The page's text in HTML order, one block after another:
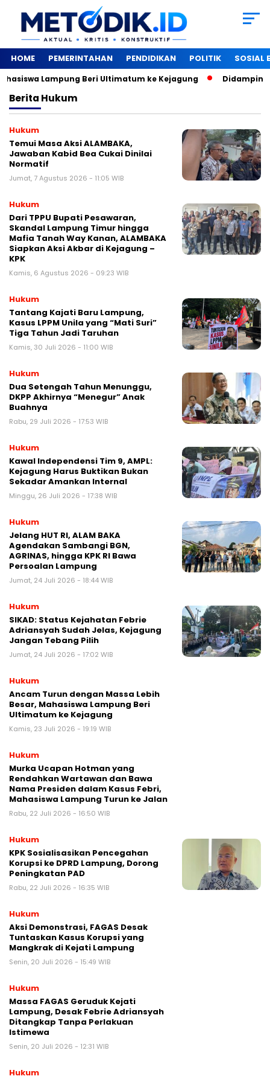
HOME PEMERINTAHAN PENDIDIKAN POLITIK SOSIAL
Lampung Beri Ultimatum ke Kejagung ‎Didampingi
Berita Hukum
Hukum
Temui Masa Aksi ALAMBAKA,
Jawaban Kabid Bea Cukai Dinilai
Normatif
Jumat, 7 Agustus 2026 - 11:05 WIB
Hukum
Dari TPPU Bupati Pesawaran,
Skandal Lampung Timur hingga
Mafia Tanah Way Kanan, ALAMBAKA
Siapkan Aksi Akbar di Kejagung –
KPK
Kamis, 6 Agustus 2026 - 09:23 WIB
Hukum
Tantang Kajati Baru Lampung,
Kasus LPPM Unila yang “Mati Suri”
Tiga Tahun Jadi Taruhan
Kamis, 30 Juli 2026 - 11:00 WIB
Hukum
Dua Setengah Tahun Menunggu,
DKPP Akhirnya “Menegur” Anak
Buahnya
Rabu, 29 Juli 2026 - 17:53 WIB
Hukum
Kawal Independensi Tim 9, AMPL:
Kejagung Harus Buktikan Bukan
Sekadar Amankan Internal
Minggu, 26 Juli 2026 - 17:38 WIB
Hukum
Jelang HUT RI, ALAM BAKA
Agendakan Sambangi BGN,
AGRINAS, hingga KPK RI Bawa
Persoalan Lampung
Jumat, 24 Juli 2026 - 18:44 WIB
Hukum
SIKAD: Status Kejahatan Febrie
Adriansyah Sudah Jelas, Kejagung
Jangan Tebang Pilih
Jumat, 24 Juli 2026 - 17:02 WIB
Hukum
Ancam Turun dengan Massa Lebih
Besar, Mahasiswa Lampung Beri
Ultimatum ke Kejagung
Kamis, 23 Juli 2026 - 19:19 WIB
Hukum
Murka Ucapan Hotman yang
Rendahkan Wartawan dan Bawa
Nama Presiden dalam Kasus Febri,
Mahasiswa Lampung Turun ke Jalan
Rabu, 22 Juli 2026 - 16:50 WIB
Hukum
KPK Sosialisasikan Pencegahan
Korupsi ke DPRD Lampung, Dorong
Peningkatan PAD
Rabu, 22 Juli 2026 - 16:35 WIB
Hukum
Aksi Demonstrasi, FAGAS Desak
Tuntaskan Kasus Korupsi yang
Mangkrak di Kejati Lampung
Senin, 20 Juli 2026 - 15:49 WIB
Hukum
Massa FAGAS Geruduk Kejati
Lampung, Desak Febrie Adriansyah
Ditangkap Tanpa Perlakuan
Istimewa
Senin, 20 Juli 2026 - 12:31 WIB
Hukum